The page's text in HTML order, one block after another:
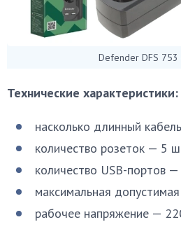
Defender DFS 753
Технические характеристики:
насколько длинный
количество розеток — 5
количество USB-портов
максимальная
рабочее напряжение —